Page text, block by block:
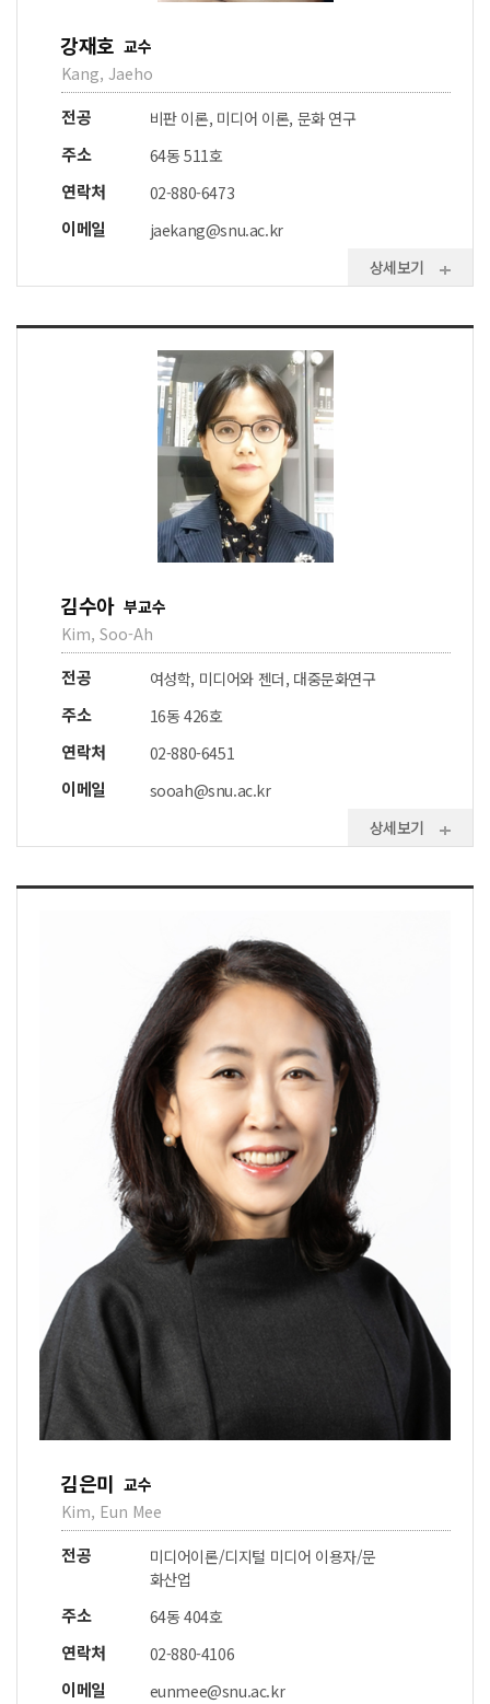
강재호 교수
Kang, Jaeho
전공 비판 이론, 미디어 이론, 문화 연구
주소 64동 511호
연락처 02-880-6473
이메일
jaekang@snu.ac.kr
상세보기
김수아 부교수
Kim, Soo-Ah
전공 여성학, 미디어와 젠더, 대중문화연구
주소 16동 426호
연락처 02-880-6451
이메일
sooah@snu.ac.kr
상세보기
김은미 교수
Kim, Eun Mee
전공
미디어이론/디지털 미디어 이용자/문
화산업
주소 64동 404호
연락처 02-880-4106
이메일 eunmee@snu.ac.kr